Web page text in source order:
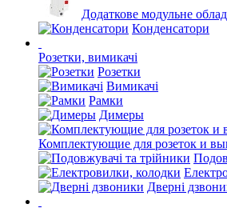
Додаткове модульне
Конденсатори
Розетки, вимикачі
Розетки
Вимикачі
Рамки
Димеры
Комплектующие для розеток и
Дверні